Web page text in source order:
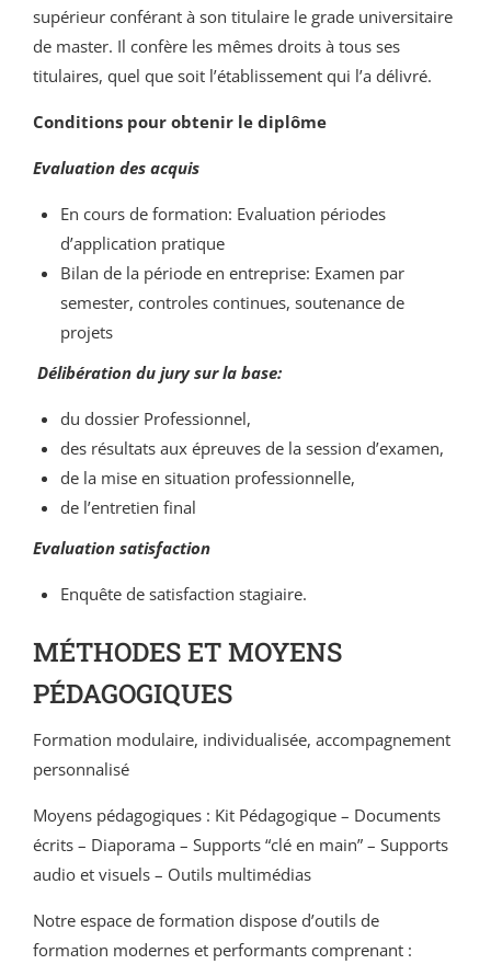
supérieur conférant à son titulaire le grade universitaire
de master. Il confère les mêmes droits à tous ses
titulaires, quel que soit l’établissement qui l’a délivré.
Conditions pour obtenir le diplôme
Evaluation des acquis
En cours de formation: Evaluation périodes
d’application pratique
Bilan de la période en entreprise: Examen par
semester, controles continues, soutenance de
projets
Délibération du jury sur la base:
du dossier Professionnel,
des résultats aux épreuves de la session d’examen,
de la mise en situation professionnelle,
de l’entretien final
Evaluation satisfaction
Enquête de satisfaction stagiaire.
MÉTHODES ET MOYENS
PÉDAGOGIQUES
Formation modulaire, individualisée, accompagnement
personnalisé
Moyens pédagogiques : Kit Pédagogique – Documents
écrits – Diaporama – Supports “clé en main” – Supports
audio et visuels – Outils multimédias
Notre espace de formation dispose d’outils de
formation modernes et performants comprenant :